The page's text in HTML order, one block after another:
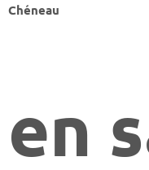
Chéneau
en